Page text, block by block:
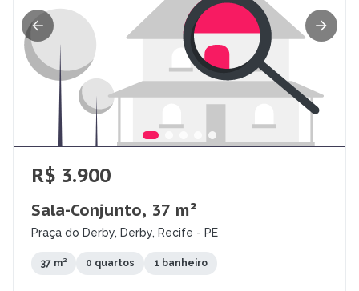
R$ 3.900
Sala-Conjunto, 37 m²
Praça do Derby, Derby, Recife - PE
37 m² 0 quartos 1 banheiro